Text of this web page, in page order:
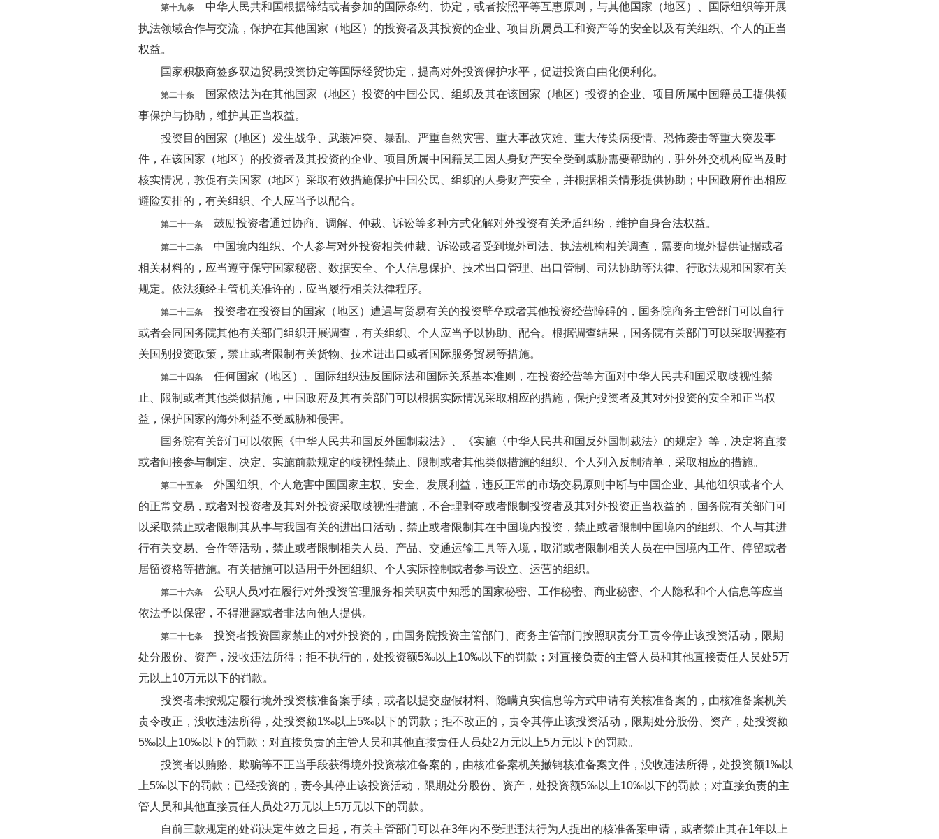
第十九条
中华人民共和国根据缔结或者参加的国际条约、协定，或者按照平等互惠原则，与其他国家（地区）、国际组织等开展
执法领域合作与交流，保护在其他国家（地区）的投资者及其投资的企业、项目所属员工和资产等的安全以及有关组织、个人的正当
权益。
国家积极商签多双边贸易投资协定等国际经贸协定，提高对外投资保护水平，促进投资自由化便利化。
第二十条
国家依法为在其他国家（地区）投资的中国公民、组织及其在该国家（地区）投资的企业、项目所属中国籍员工提供领
事保护与协助，维护其正当权益。
投资目的国家（地区）发生战争、武装冲突、暴乱、严重自然灾害、重大事故灾难、重大传染病疫情、恐怖袭击等重大突发事
件，在该国家（地区）的投资者及其投资的企业、项目所属中国籍员工因人身财产安全受到威胁需要帮助的，驻外外交机构应当及时
核实情况，敦促有关国家（地区）采取有效措施保护中国公民、组织的人身财产安全，并根据相关情形提供协助；中国政府作出相应
避险安排的，有关组织、个人应当予以配合。
第二十一条 鼓励投资者通过协商、调解、仲裁、诉讼等多种方式化解对外投资有关矛盾纠纷，维护自身合法权益。
第二十二条
中国境内组织、个人参与对外投资相关仲裁、诉讼或者受到境外司法、执法机构相关调查，需要向境外提供证据或者
相关材料的，应当遵守保守国家秘密、数据安全、个人信息保护、技术出口管理、出口管制、司法协助等法律、行政法规和国家有关
规定。依法须经主管机关准许的，应当履行相关法律程序。
第二十三条
投资者在投资目的国家（地区）遭遇与贸易有关的投资壁垒或者其他投资经营障碍的，国务院商务主管部门可以自行
或者会同国务院其他有关部门组织开展调查，有关组织、个人应当予以协助、配合。根据调查结果，国务院有关部门可以采取调整有
关国别投资政策，禁止或者限制有关货物、技术进出口或者国际服务贸易等措施。
第二十四条
任何国家（地区）、国际组织违反国际法和国际关系基本准则，在投资经营等方面对中华人民共和国采取歧视性禁
止、限制或者其他类似措施，中国政府及其有关部门可以根据实际情况采取相应的措施，保护投资者及其对外投资的安全和正当权
益，保护国家的海外利益不受威胁和侵害。
国务院有关部门可以依照《中华人民共和国反外国制裁法》、《实施〈中华人民共和国反外国制裁法〉的规定》等，决定将直接
或者间接参与制定、决定、实施前款规定的歧视性禁止、限制或者其他类似措施的组织、个人列入反制清单，采取相应的措施。
第二十五条
外国组织、个人危害中国国家主权、安全、发展利益，违反正常的市场交易原则中断与中国企业、其他组织或者个人
的正常交易，或者对投资者及其对外投资采取歧视性措施，不合理剥夺或者限制投资者及其对外投资正当权益的，国务院有关部门可
以采取禁止或者限制其从事与我国有关的进出口活动，禁止或者限制其在中国境内投资，禁止或者限制中国境内的组织、个人与其进
行有关交易、合作等活动，禁止或者限制相关人员、产品、交通运输工具等入境，取消或者限制相关人员在中国境内工作、停留或者
居留资格等措施。有关措施可以适用于外国组织、个人实际控制或者参与设立、运营的组织。
第二十六条
公职人员对在履行对外投资管理服务相关职责中知悉的国家秘密、工作秘密、商业秘密、个人隐私和个人信息等应当
依法予以保密，不得泄露或者非法向他人提供。
第二十七条
投资者投资国家禁止的对外投资的，由国务院投资主管部门、商务主管部门按照职责分工责令停止该投资活动，限期
处分股份、资产，没收违法所得；拒不执行的，处投资额5‰以上10‰以下的罚款；对直接负责的主管人员和其他直接责任人员处5万
元以上10万元以下的罚款。
投资者未按规定履行境外投资核准备案手续，或者以提交虚假材料、隐瞒真实信息等方式申请有关核准备案的，由核准备案机关
责令改正，没收违法所得，处投资额1‰以上5‰以下的罚款；拒不改正的，责令其停止该投资活动，限期处分股份、资产，处投资额
5‰以上10‰以下的罚款；对直接负责的主管人员和其他直接责任人员处2万元以上5万元以下的罚款。
投资者以贿赂、欺骗等不正当手段获得境外投资核准备案的，由核准备案机关撤销核准备案文件，没收违法所得，处投资额1‰以
上5‰以下的罚款；已经投资的，责令其停止该投资活动，限期处分股份、资产，处投资额5‰以上10‰以下的罚款；对直接负责的主
管人员和其他直接责任人员处2万元以上5万元以下的罚款。
自前三款规定的处罚决定生效之日起，有关主管部门可以在3年内不受理违法行为人提出的核准备案申请，或者禁止其在1年以上